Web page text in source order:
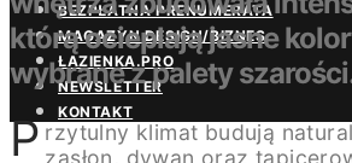
BEZPŁATNA PRENUMERATA
MAGAZYN DESIGN/BIZNES
ŁAZIENKA.PRO
NEWSLETTER
KONTAKT
którą ocieplają jasne
wybrane z palety
P rzytulny klimat budują
zasłon, dywan oraz